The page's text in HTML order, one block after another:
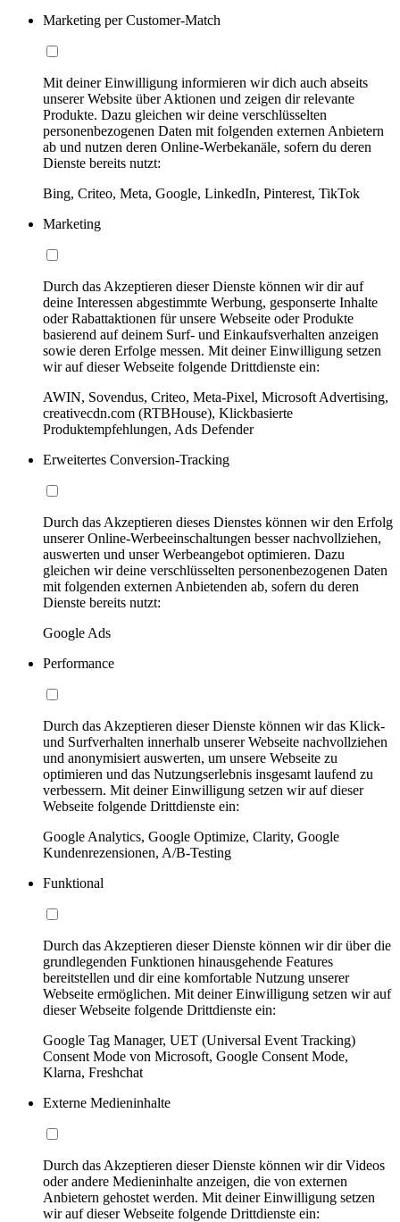
Marketing per Customer-Match
Mit deiner Einwilligung informieren wir dich auch abseits
unserer Website über Aktionen und zeigen dir relevante
Produkte. Dazu gleichen wir deine verschlüsselten
personenbezogenen Daten mit folgenden externen Anbietern
ab und nutzen deren Online-Werbekanäle, sofern du deren
Dienste bereits nutzt:
Bing, Criteo, Meta, Google, LinkedIn, Pinterest, TikTok
Marketing
Durch das Akzeptieren dieser Dienste können wir dir auf
deine Interessen abgestimmte Werbung, gesponserte Inhalte
oder Rabattaktionen für unsere Webseite oder Produkte
basierend auf deinem Surf- und Einkaufsverhalten anzeigen
sowie deren Erfolge messen. Mit deiner Einwilligung setzen
wir auf dieser Webseite folgende Drittdienste ein:
AWIN, Sovendus, Criteo, Meta-Pixel, Microsoft Advertising,
creativecdn.com (RTBHouse), Klickbasierte
Produktempfehlungen, Ads Defender
Erweitertes Conversion-Tracking
Durch das Akzeptieren dieses Dienstes können wir den Erfolg
unserer Online-Werbeeinschaltungen besser nachvollziehen,
auswerten und unser Werbeangebot optimieren. Dazu
gleichen wir deine verschlüsselten personenbezogenen Daten
mit folgenden externen Anbietenden ab, sofern du deren
Dienste bereits nutzt:
Google Ads
Performance
Durch das Akzeptieren dieser Dienste können wir das Klick-
und Surfverhalten innerhalb unserer Webseite nachvollziehen
und anonymisiert auswerten, um unsere Webseite zu
optimieren und das Nutzungserlebnis insgesamt laufend zu
verbessern. Mit deiner Einwilligung setzen wir auf dieser
Webseite folgende Drittdienste ein:
Google Analytics, Google Optimize, Clarity, Google
Kundenrezensionen, A/B-Testing
Funktional
Durch das Akzeptieren dieser Dienste können wir dir über die
grundlegenden Funktionen hinausgehende Features
bereitstellen und dir eine komfortable Nutzung unserer
Webseite ermöglichen. Mit deiner Einwilligung setzen wir auf
dieser Webseite folgende Drittdienste ein:
Google Tag Manager, UET (Universal Event Tracking)
Consent Mode von Microsoft, Google Consent Mode,
Klarna, Freshchat
Externe Medieninhalte
Durch das Akzeptieren dieser Dienste können wir dir Videos
oder andere Medieninhalte anzeigen, die von externen
Anbietern gehostet werden. Mit deiner Einwilligung setzen
wir auf dieser Webseite folgende Drittdienste ein: